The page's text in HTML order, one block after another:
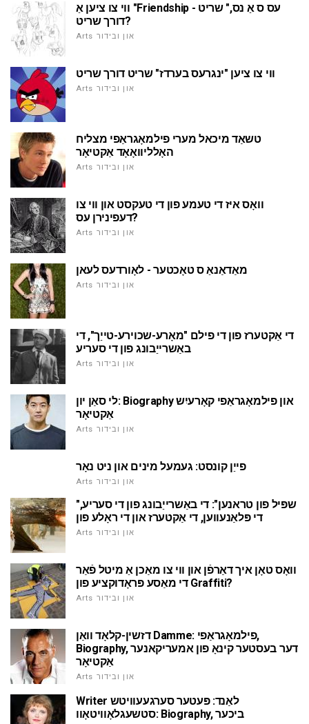
ווי צו ציען אַ "Friendship - עס ס אַ נס," שריט
דורך שריט?
Arts און ובידור
ווי צו ציען "ינגרעס בערדז" שריט דורך שריט
Arts און ובידור
טשאַד מיכאל מערי פילמאָגראַפי מצליח
האָלליוואָאָד אַקטיאָר
Arts און ובידור
וואָס איז די טעמע פון די טעקסט און ווי צו
דעפינירן עס?
Arts און ובידור
מאַדאַנאַ ס טאָכטער - לאָורדעס לעאן
Arts און ובידור
די אַקטערז פון די פילם "מאָרע-שכוירע-טייַך", די
באַשרייַבונג פון די סעריע
Arts און ובידור
לי סאַן יון: Biography און פילמאָגראַפי קאָרעיִש
אַקטיאָר
Arts און ובידור
פייַן קונסט: געמעל מינים און ניט נאָר
Arts און ובידור
"שפּיל פון טראנען": די באַשרייַבונג פון די סעריע,
די פּלאַנעווען, די אַקטערז און די ראָלע פון
Arts און ובידור
וואָס טאָן איך דאַרפֿן און ווי צו מאַכן אַ מיטל פֿאַר
די מאַסע פּראָדוקציע פון Graffiti?
Arts און ובידור
דזשין-קלאָד וואַן Damme: פילמאָגראַפי,
Biography, דער בעסטער קינאָ פון אמעריקאנער
אַקטיאָר
Arts און ובידור
Writer לאַנד: פּעטער סערגעעוויטש
סטשעגלאָוויטאָוו: Biography, ביכער